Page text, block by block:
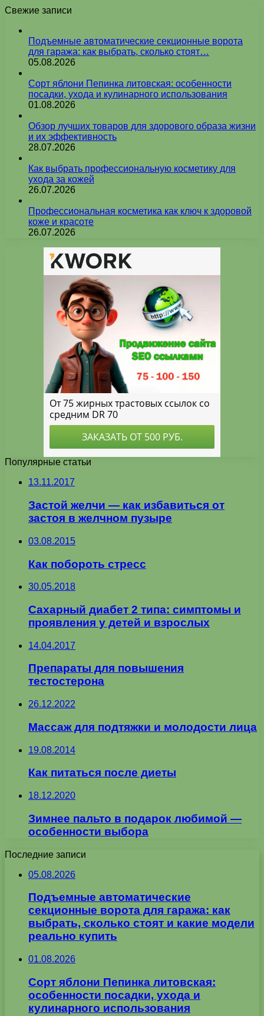
Свежие записи
Подъемные автоматические секционные ворота
для гаража: как выбрать, сколько стоят…
05.08.2026
Сорт яблони Пепинка литовская: особенности
посадки, ухода и кулинарного использования
01.08.2026
Обзор лучших товаров для здорового образа жизни
и их эффективность
28.07.2026
Как выбрать профессиональную косметику для
ухода за кожей
26.07.2026
Профессиональная косметика как ключ к здоровой
коже и красоте
26.07.2026
Популярные статьи
13.11.2017
Застой желчи — как избавиться от
застоя в желчном пузыре
03.08.2015
Как побороть стресс
30.05.2018
Сахарный диабет 2 типа: симптомы и
проявления у детей и взрослых
14.04.2017
Препараты для повышения
тестостерона
26.12.2022
Массаж для подтяжки и молодости лица
19.08.2014
Как питаться после диеты
18.12.2020
Зимнее пальто в подарок любимой —
особенности выбора
Последние записи
05.08.2026
Подъемные автоматические
секционные ворота для гаража: как
выбрать, сколько стоят и какие модели
реально купить
01.08.2026
Сорт яблони Пепинка литовская:
особенности посадки, ухода и
кулинарного использования